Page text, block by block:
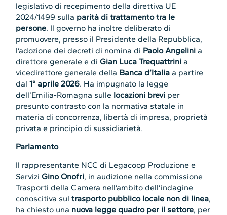
legislativo di recepimento della direttiva UE
2024/1499 sulla parità di trattamento tra le
persone. Il governo ha inoltre deliberato di
promuovere, presso il Presidente della Repubblica,
l’adozione dei decreti di nomina di Paolo Angelinia
direttore generale e diGian Luca Trequattrinia
vicedirettore generale della Banca d’Italia a partire
dal1° aprile 2026. Ha impugnato la legge
dell’Emilia-Romagna sulle locazioni brevi per
presunto contrasto con la normativa statale in
materia di concorrenza, libertà di impresa, proprietà
privata e principio di sussidiarietà.
Parlamento
Il rappresentante NCC di Legacoop Produzione e
ServiziGino Onofri, in audizione nella commissione
Trasporti della Camera nell’ambito dell’indagine
conoscitiva sultrasporto pubblico locale non di linea,
ha chiesto una nuova legge quadro per il settore, per